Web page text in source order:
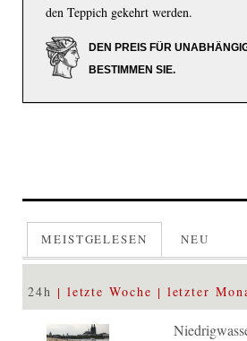
den Teppich gekehrt werden.
DEN PREIS FÜR
BESTIMMEN SIE.
MEISTGELESEN NEU
24h letzte Woche letzter